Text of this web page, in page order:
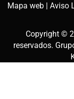
Mapa web | Aviso
Copyright ©
reservados.